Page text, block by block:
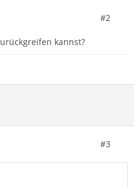
#2
kannst?
#3